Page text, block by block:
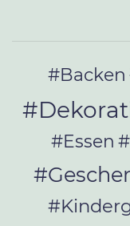
#Backen
#Essen